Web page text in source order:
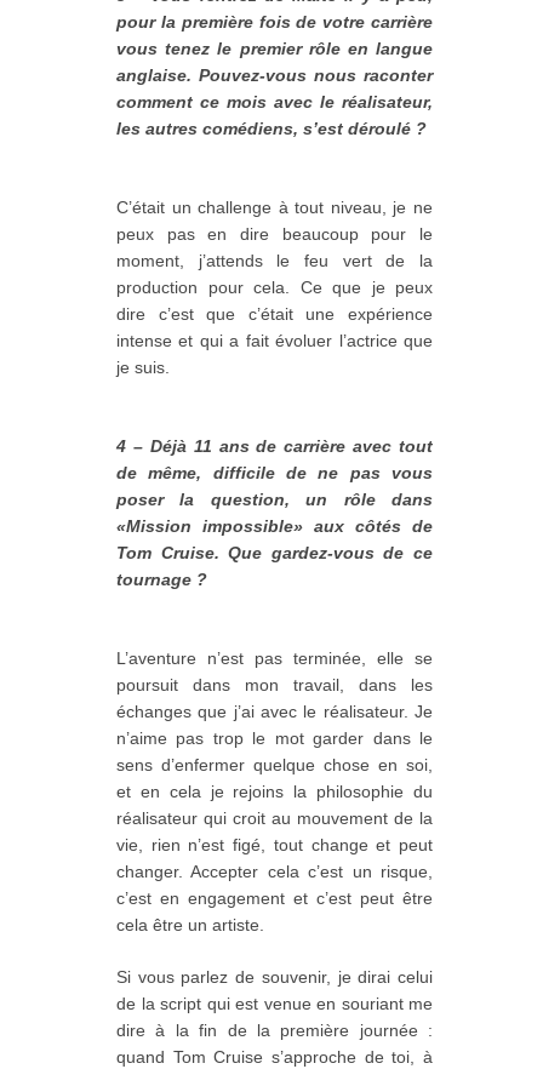
pour la première fois de votre carrière
vous tenez le premier rôle en langue
anglaise. Pouvez-vous nous raconter
comment ce mois avec le réalisateur,
les autres comédiens, s’est déroulé ?
C’était un challenge à tout niveau, je ne
peux pas en dire beaucoup pour le
moment, j’attends le feu vert de la
production pour cela. Ce que je peux
dire c’est que c’était une expérience
intense et qui a fait évoluer l’actrice que
je suis.
4 – Déjà 11 ans de carrière avec tout
de même, difficile de ne pas vous
poser la question, un rôle dans
«Mission impossible» aux côtés de
Tom Cruise. Que gardez-vous de ce
tournage ?
L’aventure n’est pas terminée, elle se
poursuit dans mon travail, dans les
échanges que j’ai avec le réalisateur. Je
n’aime pas trop le mot garder dans le
sens d’enfermer quelque chose en soi,
et en cela je rejoins la philosophie du
réalisateur qui croit au mouvement de la
vie, rien n’est figé, tout change et peut
changer. Accepter cela c’est un risque,
c’est en engagement et c’est peut être
cela être un artiste.
Si vous parlez de souvenir, je dirai celui
de la script qui est venue en souriant me
dire à la fin de la première journée :
quand Tom Cruise s’approche de toi, à